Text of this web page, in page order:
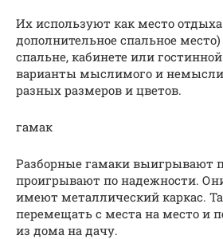
Их используют как место
дополнительное спальное
спальне, кабинете или
варианты мыслимого и
разных размеров и цветов.
гамак
Разборные гамаки выигрывают
проигрывают по надежности.
имеют металлический каркас.
перемещать с места на место и
из дома на дачу.